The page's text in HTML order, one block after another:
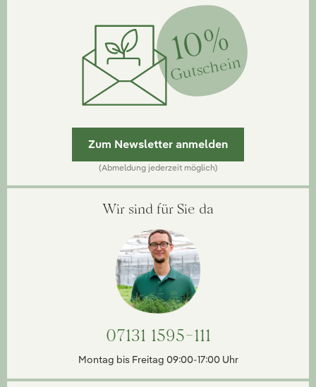
10%
Gutschein
Zum Newsletter anmelden
(Abmeldung jederzeit möglich)
Wir sind für Sie da
07131 1595-111
Montag bis Freitag 09:00-17:00 Uhr